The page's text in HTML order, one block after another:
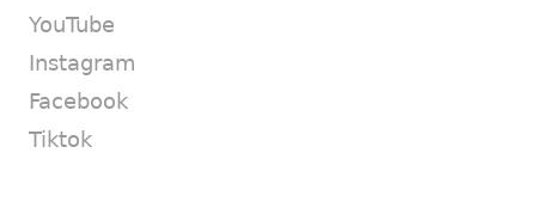
YouTube
Instagram
Facebook
Tiktok